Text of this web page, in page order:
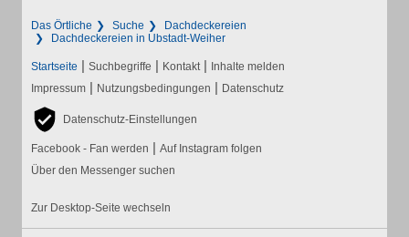
Das Örtliche Suche
Dachdeckereien
Dachdeckereien in Ubstadt-Weiher
Startseite | Suchbegriffe | Kontakt | Inhalte melden
Impressum | Nutzungsbedingungen | Datenschutz
Datenschutz-Einstellungen
Facebook - Fan werden | Auf Instagram folgen
Über den Messenger suchen
Zur Desktop-Seite wechseln